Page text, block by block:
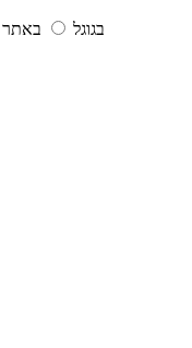
בגוגל
באתר